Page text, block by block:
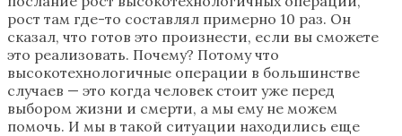
рост там где-то составлял примерно 10 раз. Он
сказал, что готов это произнести, если вы сможете
это реализовать. Почему? Потому что
высокотехнологичные операции в большинстве
случаев — это когда человек стоит уже перед
выбором жизни и смерти, а мы ему не можем
помочь. И мы в такой ситуации находились еще